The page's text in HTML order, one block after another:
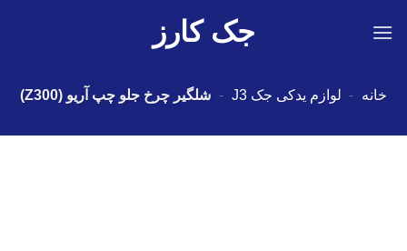
جک کارز
خانه - لوازم یدکی جک J3 - شلگیر چرخ جلو چپ آریو (Z300)